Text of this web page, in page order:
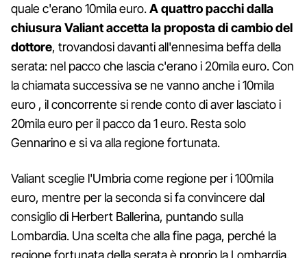
quale c'erano 10mila euro.A quattro pacchi dalla
chiusura Valiant accetta la proposta di cambio del
dottore, trovandosi davanti all'ennesima beffa della
serata: nel pacco che lascia c'erano i 20mila euro. Con
la chiamata successiva se ne vanno anche i 10mila
euro , il concorrente si rende conto di aver lasciato i
20mila euro per il pacco da 1 euro. Resta solo
Gennarino e si va alla regione fortunata.
Valiant sceglie l'Umbria come regione per i 100mila
euro, mentre per la seconda si fa convincere dal
consiglio di Herbert Ballerina, puntando sulla
Lombardia. Una scelta che alla fine paga, perché la
regione fortunata della serata è proprio la Lombardia,